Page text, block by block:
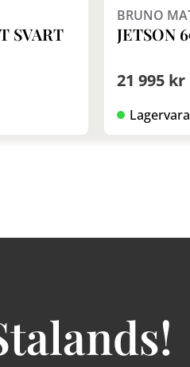
SVART
BRUNO
JETSON
21 995 kr
Lagervara